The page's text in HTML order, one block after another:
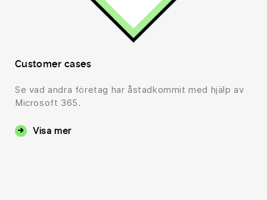
Customer cases
Se vad andra företag har åstadkommit med hjälp av
Microsoft 365.
Visa mer